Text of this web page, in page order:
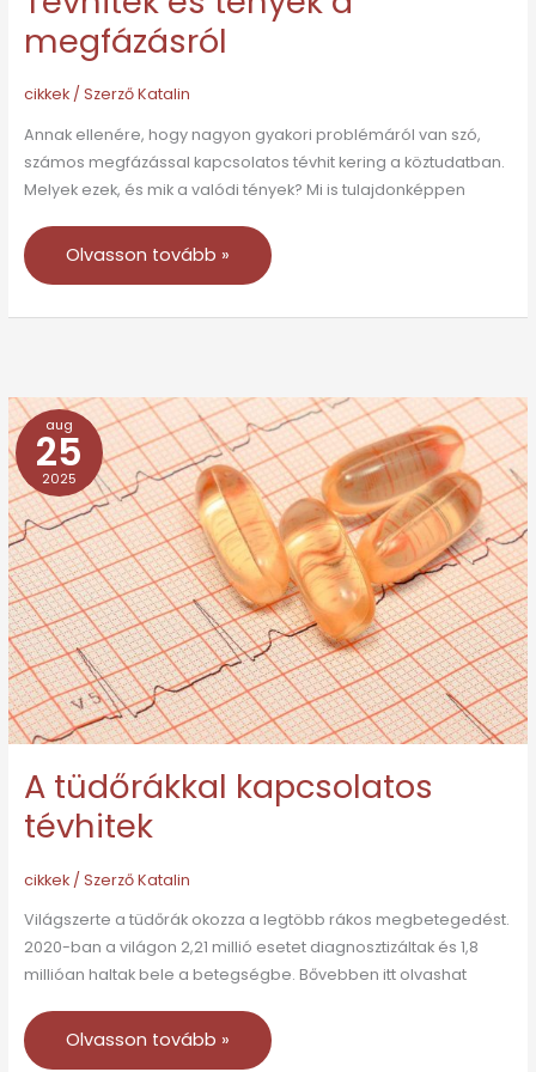
megfázásról
cikkek/ SzerzőKatalin
Annak ellenére, hogy nagyon gyakori problémáról van szó,
számos megfázással kapcsolatos tévhit kering a köztudatban.
Melyek ezek, és mik a valódi tények? Mi is tulajdonképpen
Olvasson tovább »
aug
25
2025
A tüdőrákkal kapcsolatos
tévhitek
cikkek/ SzerzőKatalin
Világszerte a tüdőrák okozza a legtöbb rákos megbetegedést.
2020-ban a világon 2,21 millió esetet diagnosztizáltak és 1,8
millióan haltak bele a betegségbe. Bővebben itt olvashat
A
tüdőrákkal
kapcsolatos
tévhitek
Olvasson tovább »